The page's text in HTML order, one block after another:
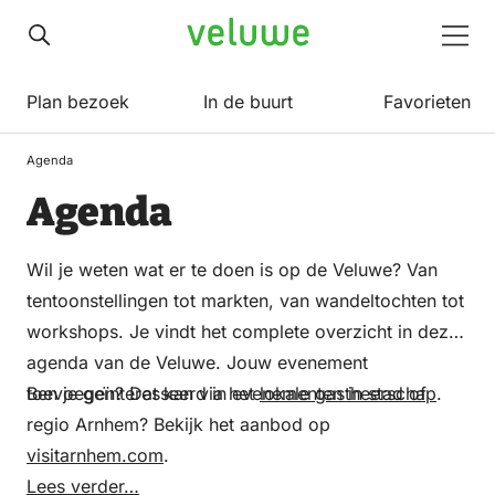
Veluwe
Plan bezoek In de buurt Favorieten
Agenda
Agenda
Wil je weten wat er te doen is op de Veluwe? Van
tentoonstellingen tot markten, van wandeltochten tot
workshops. Je vindt het complete overzicht in deze
agenda van de Veluwe. Jouw evenement
toevoegen? Dat kan via hetlokale gastheerschap.
Ben je geïnteresseerd in evenementen in stad of
regio Arnhem? Bekijk het aanbod op
visitarnhem.com.
Lees verder…